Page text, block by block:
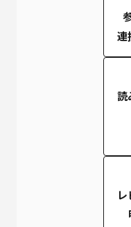
連
読